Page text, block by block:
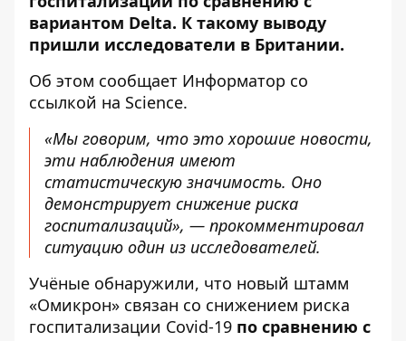
вариантом Delta. К такому выводу
пришли исследователи в Британии.
Об этом сообщает Информатор со
ссылкой на Science.
«Мы говорим, что это хорошие новости,
эти наблюдения имеют
статистическую значимость. Оно
демонстрирует снижение риска
госпитализаций», — прокомментировал
ситуацию один из исследователей.
Учёные обнаружили, что новый штамм
«Омикрон» связан со снижением риска
госпитализации Covid-19 по сравнению с